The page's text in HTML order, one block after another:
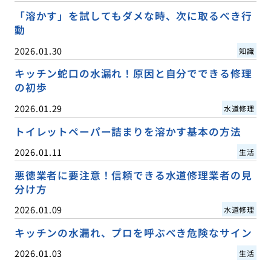
「溶かす」を試してもダメな時、次に取るべき行
動
2026.01.30 知識
キッチン蛇口の水漏れ！原因と自分でできる修理
の初歩
2026.01.29 水道修理
トイレットペーパー詰まりを溶かす基本の方法
2026.01.11 生活
悪徳業者に要注意！信頼できる水道修理業者の見
分け方
2026.01.09 水道修理
キッチンの水漏れ、プロを呼ぶべき危険なサイン
2026.01.03 生活